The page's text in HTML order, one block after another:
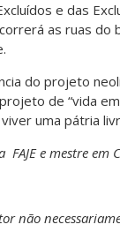
e das
as ruas do
do projeto
de “vida
uma pátria
e mestre em
não